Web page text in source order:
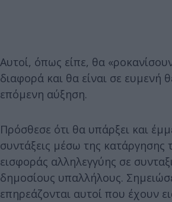
Αυτοί, όπως είπε, θα
διαφορά και θα είναι σε ευμενή
επόμενη αύξηση.
Πρόσθεσε ότι θα υπάρξει και
συντάξεις μέσω της κατάργησης
εισφοράς αλληλεγγύης σε
δημοσίους υπαλλήλους.
επηρεάζονται αυτοί που έχουν